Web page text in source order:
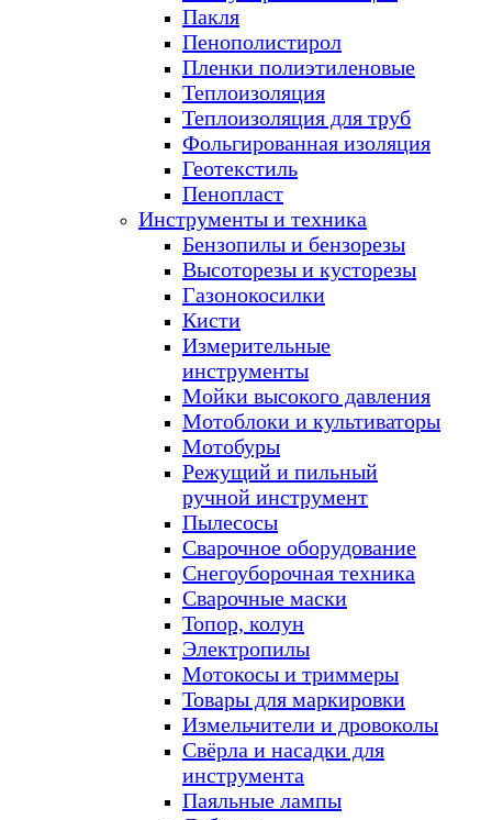
Пакля
Пенополистирол
Пленки полиэтиленовые
Теплоизоляция
Теплоизоляция для труб
Фольгированная изоляция
Геотекстиль
Пенопласт
Инструменты и техника
Бензопилы и бензорезы
Высоторезы и кусторезы
Газонокосилки
Кисти
Измерительные
инструменты
Мойки высокого давления
Мотоблоки и культиваторы
Мотобуры
Режущий и пильный
ручной инструмент
Пылесосы
Сварочное оборудование
Снегоуборочная техника
Сварочные маски
Топор, колун
Электропилы
Мотокосы и триммеры
Товары для маркировки
Измельчители и дровоколы
Свёрла и насадки для
инструмента
Паяльные лампы